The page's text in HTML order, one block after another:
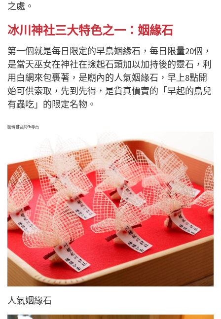
之處。
冰川神社三大特色之一：姻緣石
第一個就是每日限定的早鳥姻緣石，每日限量20個，
是當天巫女在神社在撿起石頭加以加持後的靈石，利
用白網來包裹著，是廟內的人氣姻緣石，早上8點開
始可供索取，先到先得，是貨真價實的「早起的鳥兒
有蟲吃」的限定名物。
圖轉自官網fb專頁
人氣姻緣石